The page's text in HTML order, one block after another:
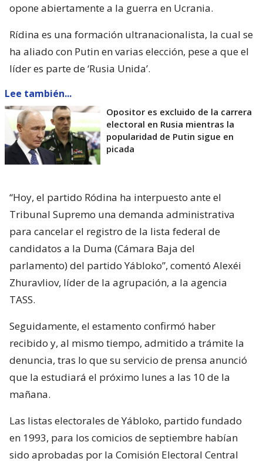
opone abiertamente a la guerra en Ucrania.
Rídina es una formación ultranacionalista, la cual se
ha aliado con Putin en varias elección, pese a que el
líder es parte de ‘Rusia Unida’.
Lee también...
Opositor es excluido de la carrera
electoral en Rusia mientras la
popularidad de Putin sigue en
picada
“Hoy, el partido Ródina ha interpuesto ante el
Tribunal Supremo una demanda administrativa
para cancelar el registro de la lista federal de
candidatos a la Duma (Cámara Baja del
parlamento) del partido Yábloko”, comentó Alexéi
Zhuravliov, líder de la agrupación, a la agencia
TASS.
Seguidamente, el estamento confirmó haber
recibido y, al mismo tiempo, admitido a trámite la
denuncia, tras lo que su servicio de prensa anunció
que la estudiará el próximo lunes a las 10 de la
mañana.
Las listas electorales de Yábloko, partido fundado
en 1993, para los comicios de septiembre habían
sido aprobadas por la Comisión Electoral Central